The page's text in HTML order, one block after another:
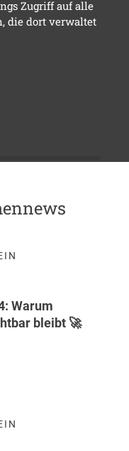
Zugriff auf alle
die dort verwaltet
Warum
bleibt 🚀